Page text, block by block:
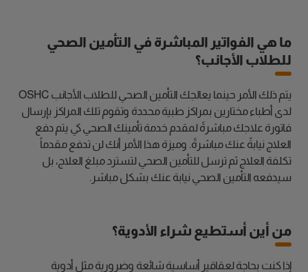
ما هي الفواتير المباشرة في التأمين الصحي
للطلاب الأجانب؟
يتم ذلك الأمر حينما يعالجك التأمين الصحي للطلاب الأجانب OSHC
لدى أطباء مختارين بمراكز طبية محددة وتقوم تلك المراكز بإرسال
فاتورة علاجك مباشرةً لمقدم خدمة تأمينك الصحي كي يتم دفع
العلاج نيابةً عنك مباشرةً. وميزة هذا الأمر أنك لن تدفع مقدماً
تكلفة العلاج ثم ترسل للتأمين الصحي لتسترد مبلغ العلاج، بل
سيدفعه التأمين الصحي نيابة عنك بشكل مباشر.
من أين أستطيع شراء الأدوية؟
إذا كنت بحاجة لعقاقير أساسية شائعة وضرورية مثل أدوية